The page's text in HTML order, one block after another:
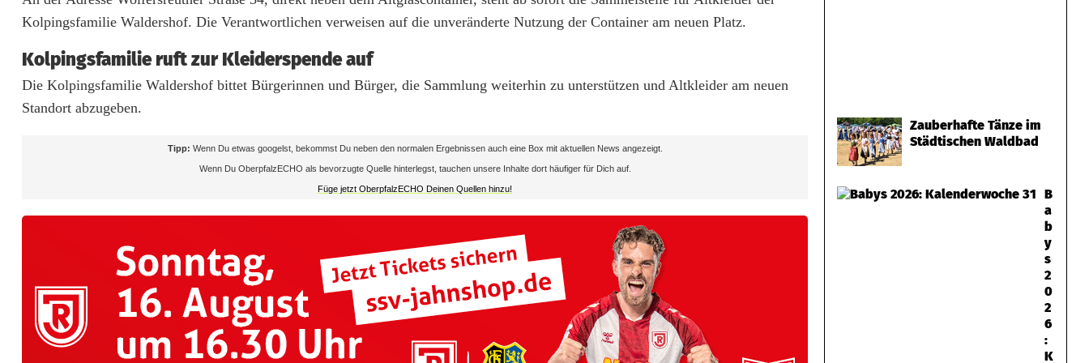
z
o
t
t
W
Kolpingsfamilie Waldershof. Die Verantwortlichen verweisen auf die unveränderte Nutzung der Container am neuen Platz.
Kolpingsfamilie ruft zur Kleiderspende auf
Die Kolpingsfamilie Waldershof bittet Bürgerinnen und Bürger, die Sammlung weiterhin zu unterstützen und Altkleider am neuen
Standort abzugeben.
Tipp: Wenn Du etwas googelst, bekommst Du neben den normalen Ergebnissen auch eine Box mit aktuellen News angezeigt.
Wenn Du OberpfalzECHO als bevorzugte Quelle hinterlegst, tauchen unsere Inhalte dort häufiger für Dich auf.
Füge jetzt OberpfalzECHO Deinen Quellen hinzu!
Zauberhafte Tänze im
Städtischen Waldbad
B
a
b
y
s
2
0
2
6
:
K